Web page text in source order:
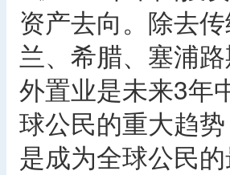
资产去向。除去
兰、希腊、塞浦
外置业是未来3年
球公民的重大趋
是成为全球公民